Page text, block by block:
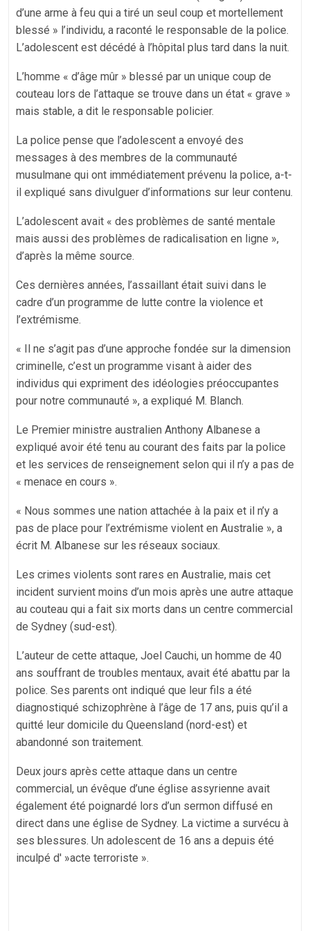
d’une arme à feu qui a tiré un seul coup et mortellement
blessé » l’individu, a raconté le responsable de la police.
L’adolescent est décédé à l’hôpital plus tard dans la nuit.
L’homme « d’âge mûr » blessé par un unique coup de
couteau lors de l’attaque se trouve dans un état « grave »
mais stable, a dit le responsable policier.
La police pense que l’adolescent a envoyé des
messages à des membres de la communauté
musulmane qui ont immédiatement prévenu la police, a-t-
il expliqué sans divulguer d’informations sur leur contenu.
L’adolescent avait « des problèmes de santé mentale
mais aussi des problèmes de radicalisation en ligne »,
d’après la même source.
Ces dernières années, l’assaillant était suivi dans le
cadre d’un programme de lutte contre la violence et
l’extrémisme.
« Il ne s’agit pas d’une approche fondée sur la dimension
criminelle, c’est un programme visant à aider des
individus qui expriment des idéologies préoccupantes
pour notre communauté », a expliqué M. Blanch.
Le Premier ministre australien Anthony Albanese a
expliqué avoir été tenu au courant des faits par la police
et les services de renseignement selon qui il n’y a pas de
« menace en cours ».
« Nous sommes une nation attachée à la paix et il n’y a
pas de place pour l’extrémisme violent en Australie », a
écrit M. Albanese sur les réseaux sociaux.
Les crimes violents sont rares en Australie, mais cet
incident survient moins d’un mois après une autre attaque
au couteau qui a fait six morts dans un centre commercial
de Sydney (sud-est).
L’auteur de cette attaque, Joel Cauchi, un homme de 40
ans souffrant de troubles mentaux, avait été abattu par la
police. Ses parents ont indiqué que leur fils a été
diagnostiqué schizophrène à l’âge de 17 ans, puis qu’il a
quitté leur domicile du Queensland (nord-est) et
abandonné son traitement.
Deux jours après cette attaque dans un centre
commercial, un évêque d’une église assyrienne avait
également été poignardé lors d’un sermon diffusé en
direct dans une église de Sydney. La victime a survécu à
ses blessures. Un adolescent de 16 ans a depuis été
inculpé d' »acte terroriste ».